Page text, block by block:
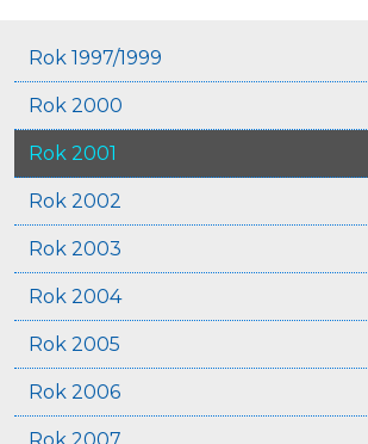
Rok 1997/1999
Rok 2000
Rok 2001
Rok 2002
Rok 2003
Rok 2004
Rok 2005
Rok 2006